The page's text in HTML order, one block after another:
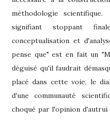
méthodologie
signifiant stoppant
conceptualisation et
pense que" est en fait un
déguisé qu'il faudrait
placé dans cette voie, le
d'une communauté
choqué par l'opinion